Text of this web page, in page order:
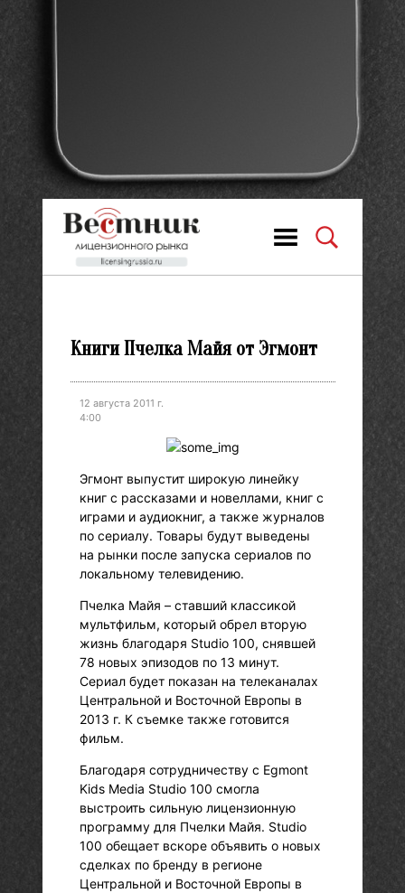
Книги Пчелка Майя от Эгмонт
12 августа 2011 г.
4:00
Эгмонт выпустит широкую линейку
книг с рассказами и новеллами, книг с
играми и аудиокниг, а также журналов
по сериалу. Товары будут выведены
на рынки после запуска сериалов по
локальному телевидению.
Пчелка Майя – ставший классикой
мультфильм, который обрел вторую
жизнь благодаря Studio 100, снявшей
78 новых эпизодов по 13 минут.
Сериал будет показан на телеканалах
Центральной и Восточной Европы в
2013 г. К съемке также готовится
фильм.
Благодаря сотрудничеству с Egmont
Kids Media Studio 100 смогла
выстроить сильную лицензионную
программу для Пчелки Майя. Studio
100 обещает вскоре объявить о новых
сделках по бренду в регионе
Центральной и Восточной Европы в